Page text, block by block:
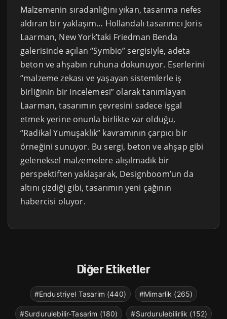
Malzemenin sıradanlığını yıkan, tasarıma nefes
aldıran bir yaklaşım… Hollandalı tasarımcı Joris
Laarman, New York’taki Friedman Benda
galerisinde açılan “Symbio” sergisiyle, adeta
beton ve ahşabın ruhuna dokunuyor. Eserlerini
“malzeme zekası ve yaşayan sistemlerle iş
birliğinin bir incelemesi” olarak tanımlayan
Laarman, tasarımın çevresini sadece işgal
etmek yerine onunla birlikte var olduğu,
“Radikal Yumuşaklık” kavramının çarpıcı bir
örneğini sunuyor. Bu sergi, beton ve ahşap gibi
geleneksel malzemelere alışılmadık bir
perspektiften yaklaşarak, Designboom’un da
altını çizdiği gibi, tasarımın yeni çağının
habercisi oluyor.
Diğer Etiketler
#Endustriyel Tasarim (440) #Mimarlik (265)
#Surdurulebilir-Tasarim (180) #Surdurulebilirlik (152)